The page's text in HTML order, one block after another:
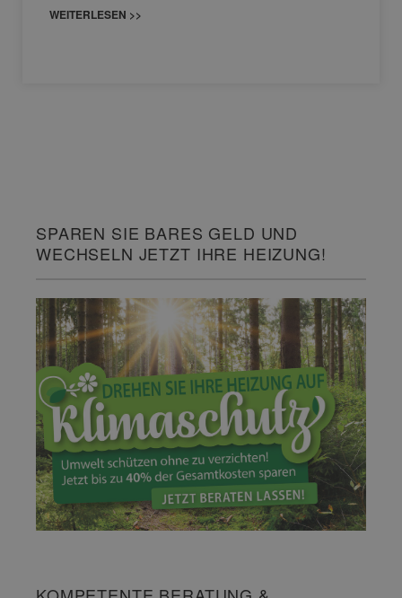
WEITERLESEN >>
SPAREN SIE BARES GELD UND
WECHSELN JETZT IHRE HEIZUNG!